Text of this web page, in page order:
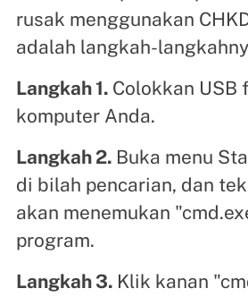
rusak menggunakan
adalah langkah-
Langkah 1. Colokkan USB
komputer Anda.
Langkah 2. Buka menu
di bilah pencarian, dan
akan menemukan
program.
Langkah 3. Klik kanan